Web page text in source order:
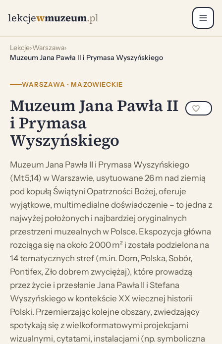
lekcjewmuzeum.pl
Lekcje›Warszawa›
Muzeum Jana Pawła II i Prymasa Wyszyńskiego
WARSZAWA · MAZOWIECKIE
Muzeum Jana Pawła II
i Prymasa
Wyszyńskiego
Muzeum Jana Pawła II i Prymasa Wyszyńskiego
(Mt 5,14) w Warszawie, usytuowane 26 m nad ziemią
pod kopułą Świątyni Opatrzności Bożej, oferuje
wyjątkowe, multimedialne doświadczenie – to jedna z
najwyżej położonych i najbardziej oryginalnych
przestrzeni muzealnych w Polsce. Ekspozycja główna
rozciąga się na około 2 000 m² i została podzielona na
14 tematycznych stref (m.in. Dom, Polska, Sobór,
Pontifex, Zło dobrem zwyciężaj), które prowadzą
przez życie i przesłanie Jana Pawła II i Stefana
Wyszyńskiego w kontekście XX wiecznej historii
Polski. Przemierzając kolejne obszary, zwiedzający
spotykają się z wielkoformatowymi projekcjami
wizualnymi, cytatami, instalacjami (np. symboliczna